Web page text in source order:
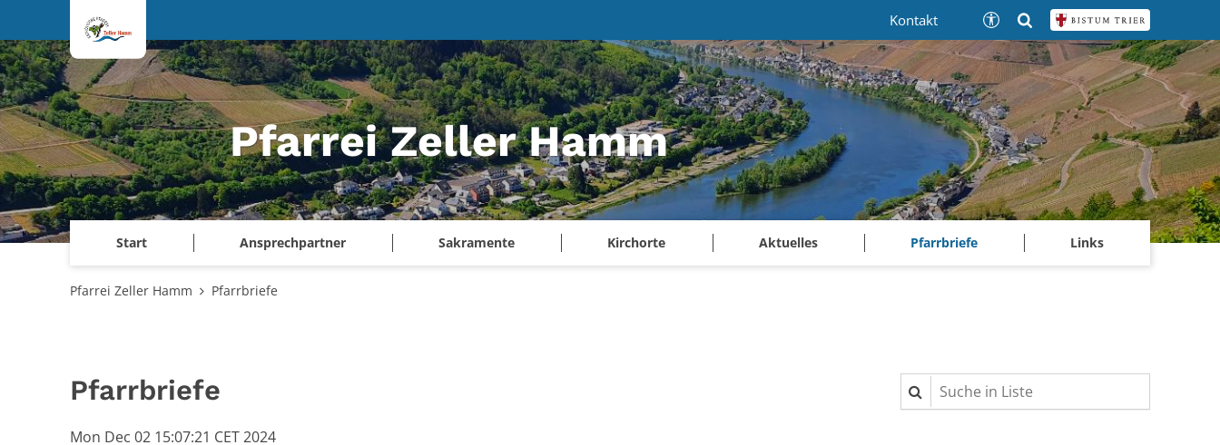
Pfarrei Zeller Hamm
Start Ansprechpartner Sakramente Kirchorte Aktuelles Pfarrbriefe Links
Kontakt
Pfarrei Zeller Hamm Pfarrbriefe
Pfarrbriefe
Mon Dec 02 15:07:21 CET 2024
Suche in Liste